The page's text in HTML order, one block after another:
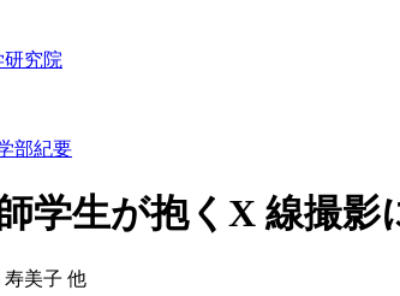
究院
部紀要
学生が抱くX 線撮
寿美子 他